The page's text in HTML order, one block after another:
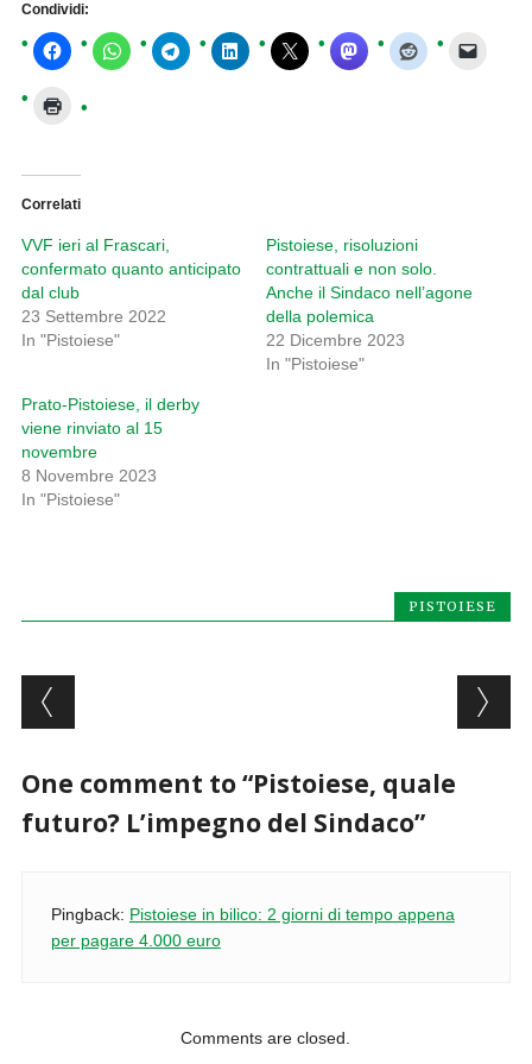
Condividi:
Correlati
VVF ieri al Frascari,
confermato quanto anticipato
dal club
23 Settembre 2022
In "Pistoiese"
Pistoiese, risoluzioni
contrattuali e non solo.
Anche il Sindaco nell’agone
della polemica
22 Dicembre 2023
In "Pistoiese"
Prato-Pistoiese, il derby
viene rinviato al 15
novembre
8 Novembre 2023
In "Pistoiese"
PISTOIESE
Post navigation
One comment to “Pistoiese, quale
futuro? L’impegno del Sindaco”
Pingback: Pistoiese in bilico: 2 giorni di tempo appena
per pagare 4.000 euro
Comments are closed.